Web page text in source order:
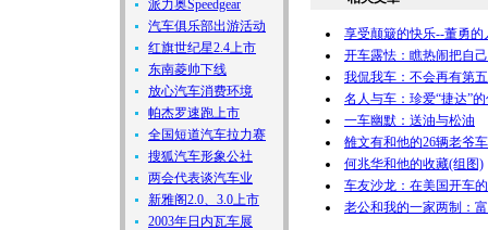
派力奥Speedgear
汽车俱乐部出游活动
红旗世纪星2.4上市
东南菱帅下线
放心汽车消费环境
帕杰罗速跑上市
全国短道汽车拉力赛
搜狐汽车形象公社
两会代表谈汽车业
新雅阁2.0、3.0上市
2003年日内瓦车展
享受颠簸的快乐--董勇的
开车露怯：瞧热闹把自
我侃我车：不会再有第
名人与车：珍爱“捷达”
一车幽默：送油与松油
雒文有和他的26辆老爷
何兆华和他的收藏(组图)
车友沙龙：在美国开车
老公和我的一家两制：